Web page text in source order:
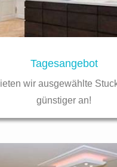
Tagesangebot
wir ausgewählte
günstiger an!